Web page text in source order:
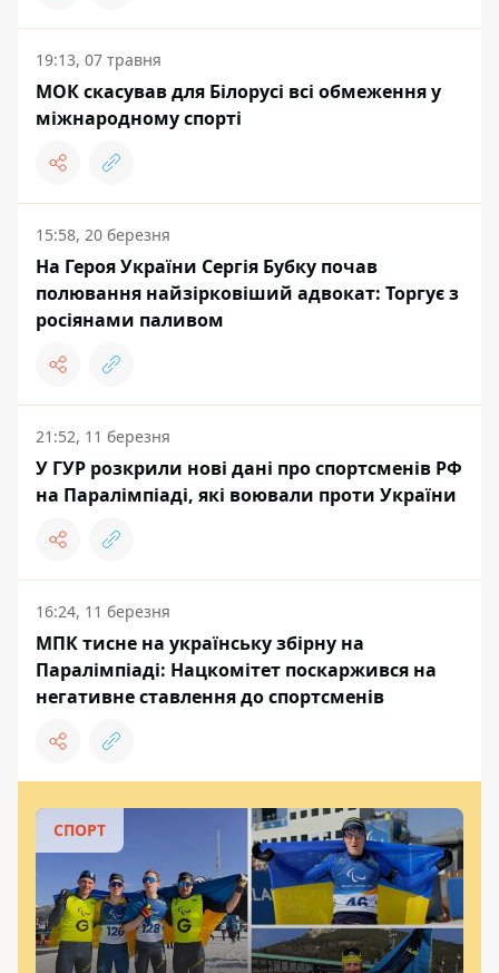
19:13, 07 травня
МОК скасував для Білорусі всі обмеження у
міжнародному спорті
15:58, 20 березня
На Героя України Сергія Бубку почав
полювання найзірковіший адвокат: Торгує з
росіянами паливом
21:52, 11 березня
У ГУР розкрили нові дані про спортсменів РФ
на Паралімпіаді, які воювали проти України
16:24, 11 березня
МПК тисне на українську збірну на
Паралімпіаді: Нацкомітет поскаржився на
негативне ставлення до спортсменів
СПОРТ